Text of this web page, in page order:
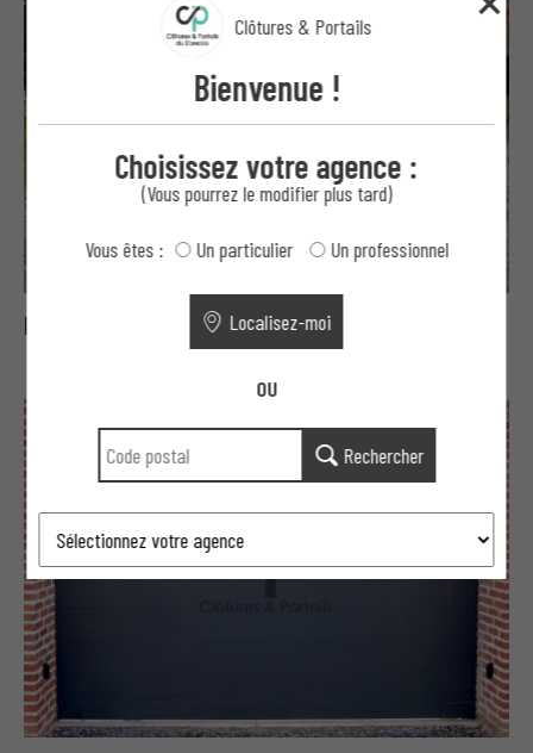
Portails Moderne aluminium aéré
Clôtures & Portails
Bienvenue !
Choisissez votre agence :
(Vous pourrez le modifier plus tard)
Vous êtes : Un particulier Un professionnel
Localisez-moi
OU
Rechercher